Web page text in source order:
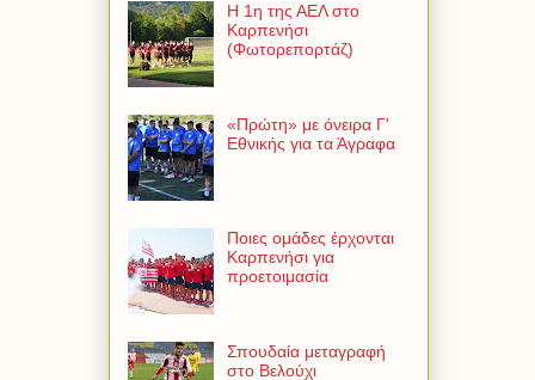
Η 1η της ΑΕΛ στο
Καρπενήσι
(Φωτορεπορτάζ)
«Πρώτη» με όνειρα Γ'
Εθνικής για τα Άγραφα
Ποιες ομάδες έρχονται
Καρπενήσι για
προετοιμασία
Σπουδαία μεταγραφή
στο Βελούχι